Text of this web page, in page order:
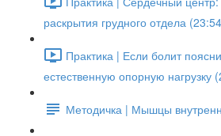
раскрытия грудного отдела
Практика | Если болит
естественную опорную нагрузку
Методичка | Мышцы